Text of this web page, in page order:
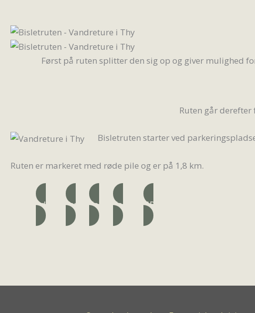
Først på ruten splitter den sig op og giver mulighed
Ruten går
Bisletruten starter ved
Ruten er markeret med røde pile og er på 1,8 km.
Adresse Ruten Folder Folder 2 GPX